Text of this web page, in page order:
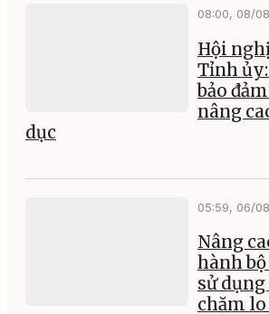
08:00, 08/
Hội
Tỉnh
bảo
nâng
dục
05:59, 06/
Nâng
hành
sử
chăm